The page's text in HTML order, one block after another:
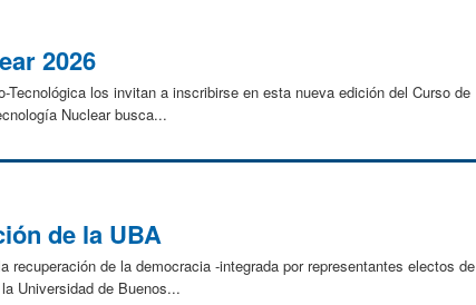
2026
los invitan a inscribirse en esta nueva edición del Curso de
Nuclear busca...
de la UBA
de la democracia -integrada por representantes electos de
Universidad de Buenos...